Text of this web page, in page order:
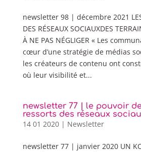
newsletter 98 | décembre 2021
DES RÉSEAUX SOCIAUXDES
À NE PAS NÉGLIGER « Les
cœur d’une stratégie de médias
les créateurs de contenu ont
où leur visibilité et...
newsletter 77 | le pouvoir
ressorts des réseaux
14 01 2020| Newsletter
newsletter 77 | janvier 2020 UN